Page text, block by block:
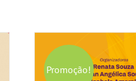
Promoção!